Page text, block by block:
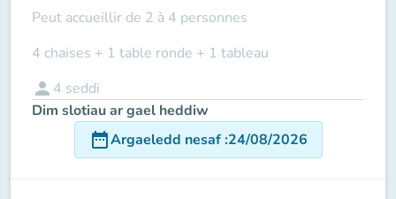
Peut accueillir de 2 à 4 personnes
4 chaises + 1 table ronde + 1 tableau
person 4 seddi
Dim slotiau ar gael heddiw
date_rangeArgaeledd nesaf:24/08/2026